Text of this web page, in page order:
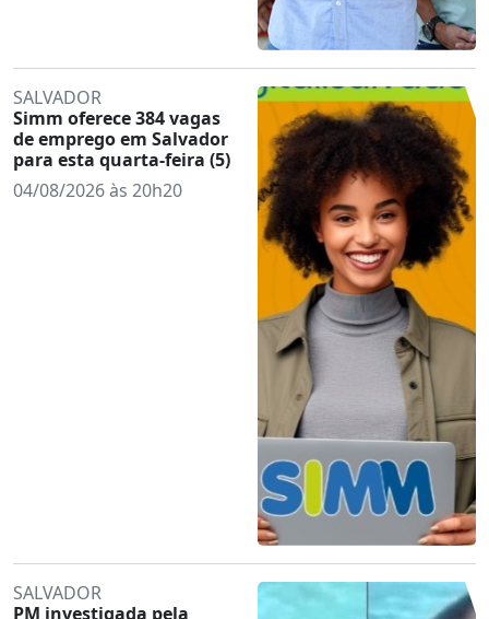
SALVADOR
Simm oferece 384 vagas
de emprego em Salvador
para esta quarta-feira (5)
04/08/2026 às 20h20
SALVADOR
PM investigada pela